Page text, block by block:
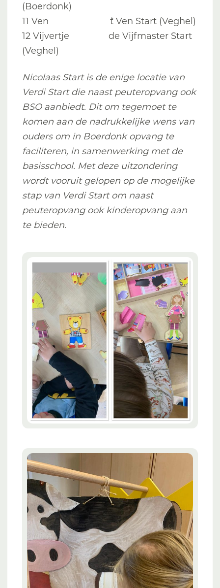
(Boerdonk)
11 Ven `t Ven Start (Veghel)
12 Vijvertje de Vijfmaster Start
(Veghel)
Nicolaas Start is de enige locatie van
Verdi Start die naast peuteropvang ook
BSO aanbiedt. Dit om tegemoet te
komen aan de nadrukkelijke wens van
ouders om in Boerdonk opvang te
faciliteren, in samenwerking met de
basisschool. Met deze uitzondering
wordt vooruit gelopen op de mogelijke
stap van Verdi Start om naast
peuteropvang ook kinderopvang aan
te bieden.